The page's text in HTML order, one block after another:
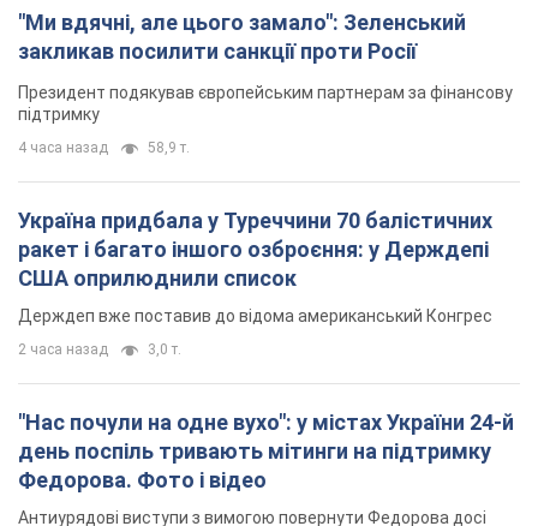
"Ми вдячні, але цього замало": Зеленський
закликав посилити санкції проти Росії
Президент подякував європейським партнерам за фінансову
підтримку
4 часа назад 58,9 т.
Україна придбала у Туреччини 70 балістичних
ракет і багато іншого озброєння: у Держдепі
США оприлюднили список
Держдеп вже поставив до відома американський Конгрес
2 часа назад 3,0 т.
"Нас почули на одне вухо": у містах України 24-й
день поспіль тривають мітинги на підтримку
Федорова. Фото і відео
Антиурядові виступи з вимогою повернути Федорова досі